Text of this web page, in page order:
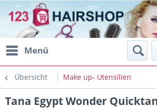
Menü
Übersicht Make up- Utensilien
Tana Egypt Wonder